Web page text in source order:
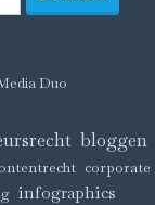
Duo
bloggen
infographics